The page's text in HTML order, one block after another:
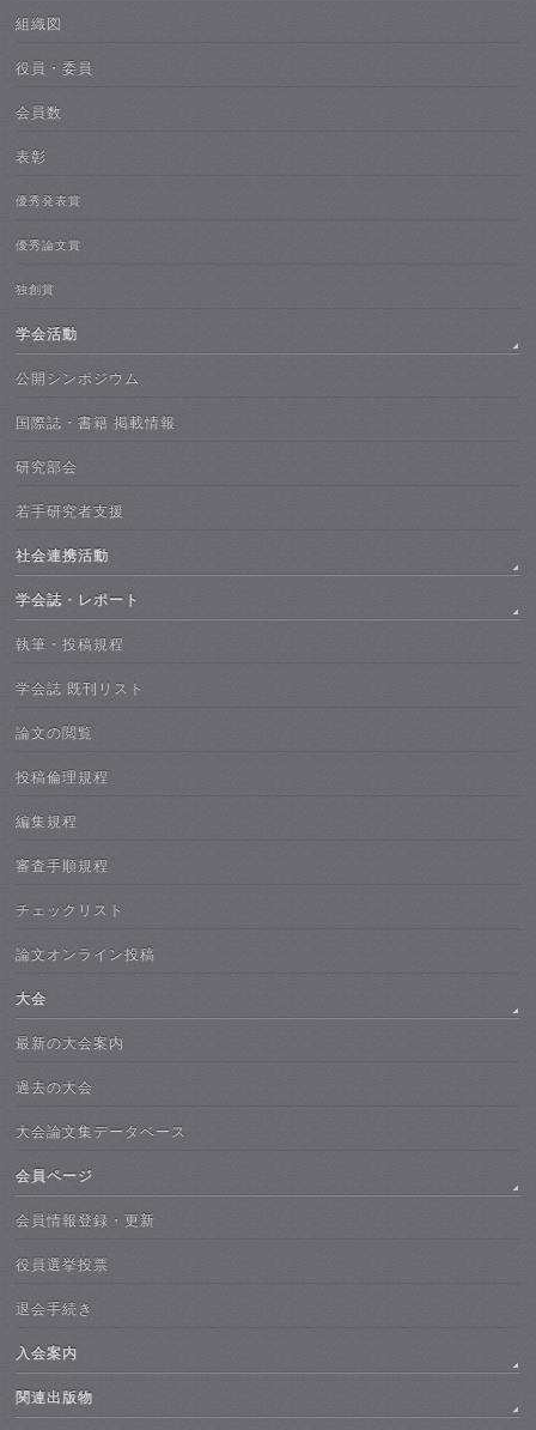
組織図
役員・委員
会員数
表彰
優秀発表賞
優秀論文賞
独創賞
学会活動
公開シンポジウム
国際誌・書籍 掲載情報
研究部会
若手研究者支援
社会連携活動
学会誌・レポート
執筆・投稿規程
学会誌 既刊リスト
論文の閲覧
投稿倫理規程
編集規程
審査手順規程
チェックリスト
論文オンライン投稿
大会
最新の大会案内
過去の大会
大会論文集データベース
会員ページ
会員情報登録・更新
役員選挙投票
退会手続き
入会案内
関連出版物